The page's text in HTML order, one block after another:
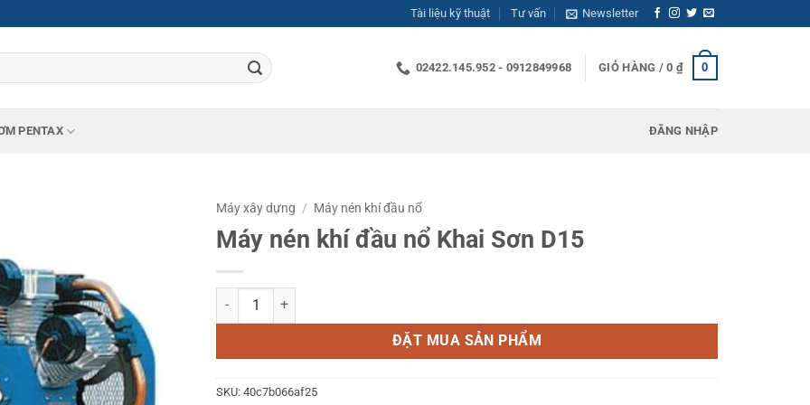
Tài liệu kỹ thuật Tư vấn Newsletter
02422.145.952 - 0912849968 GIỎ HÀNG /0 ₫ 0
PENTAX ĐĂNG NHẬP
Máy xây dựng / Máy nén khí đầu nổ
Máy nén khí đầu nổ Khai Sơn D15
Máy nén khí đầu nổ Khai Sơn D15 số lượng
ĐẶT MUA SẢN PHẨM
SKU: 40c7b066af25